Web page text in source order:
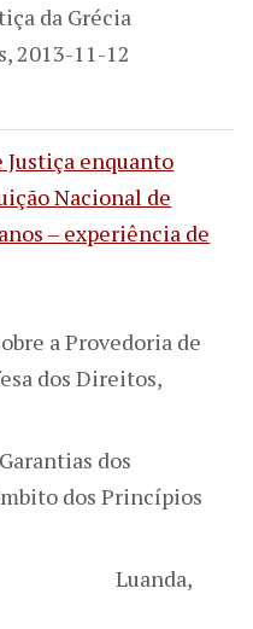
da Grécia
2013-11-12
Justiça enquanto
Nacional de
– experiência de
a Provedoria de
dos Direitos,
dos
dos Princípios